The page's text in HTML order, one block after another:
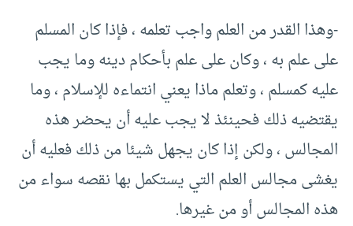
-وهذا القدر من العلم واجب تعلمه ، فإذا كان المسلم
على علم به ، وكان على علم بأحكام دينه وما يجب
عليه كمسلم ، وتعلم ماذا يعني انتماءه للإسلام ، وما
يقتضيه ذلك فحينئذ لا يجب عليه أن يحضر هذه
المجالس ، ولكن إذا كان يجهل شيئا من ذلك فعليه أن
يغشى مجالس العلم التي يستكمل بها نقصه سواء من
هذه المجالس أو من غيرها.